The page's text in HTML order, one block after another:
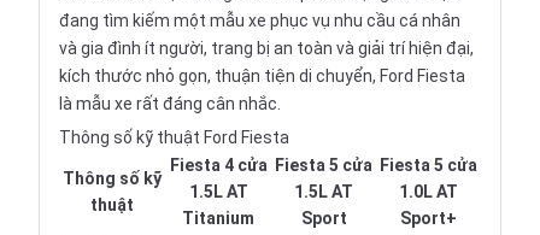
đang tìm kiếm một mẫu xe phục vụ nhu cầu cá nhân
và gia đình ít người, trang bị an toàn và giải trí hiện đại,
kích thước nhỏ gọn, thuận tiện di chuyển, Ford Fiesta
là mẫu xe rất đáng cân nhắc.
Thông số kỹ thuật Ford Fiesta
Thông số kỹ
thuật
Fiesta 4 cửa
1.5L AT
Titanium
Fiesta 5 cửa
1.5L AT
Sport
Fiesta 5 cửa
1.0L AT
Sport+